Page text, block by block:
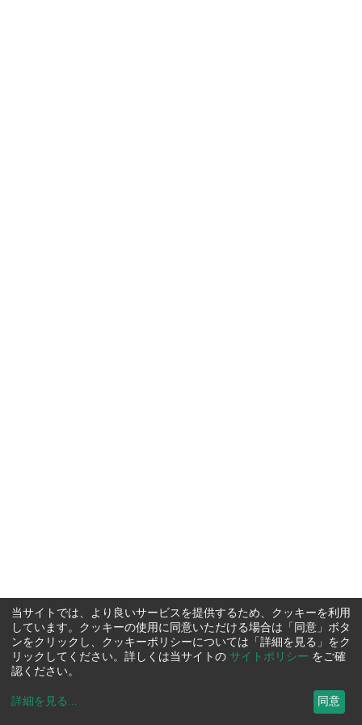
当サイトでは、より良いサービスを提供するため、クッキーを利用
しています。クッキーの使用に同意いただける場合は「同意」ボタ
ンをクリックし、クッキーポリシーについては「詳細を見る」をク
リックしてください。詳しくは当サイトの サイトポリシー をご確
認ください。
詳細を見る ... 同意